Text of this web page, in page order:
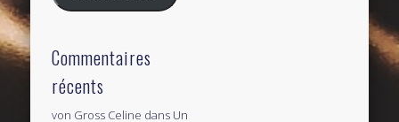
Commentaires
récents
von Gross Celine dans Un